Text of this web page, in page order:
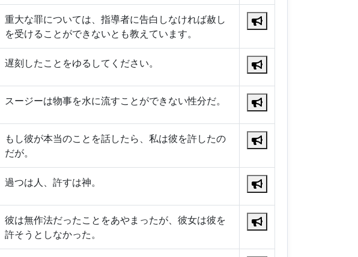
重大な罪については、指導者に告白しなければ赦し
を受けることができないとも教えています。
遅刻したことをゆるしてください。
スージーは物事を水に流すことができない性分だ。
もし彼が本当のことを話したら、私は彼を許したの
だが。
過つは人、許すは神。
彼は無作法だったことをあやまったが、彼女は彼を
許そうとしなかった。